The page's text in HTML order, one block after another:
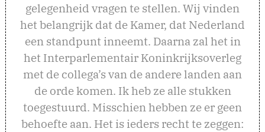
gelegenheid vragen te stellen. Wij vinden
het belangrijk dat de Kamer, dat Nederland
een standpunt inneemt. Daarna zal het in
het Interparlementair Koninkrijksoverleg
met de collega’s van de andere landen aan
de orde komen. Ik heb ze alle stukken
toegestuurd. Misschien hebben ze er geen
behoefte aan. Het is ieders recht te zeggen: